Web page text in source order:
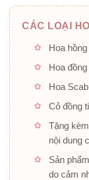
CÁC LOẠI
Hoa
Hoa đồng
Hoa
Cỏ đồng
Tặng
nội dung
Sản
do cảm